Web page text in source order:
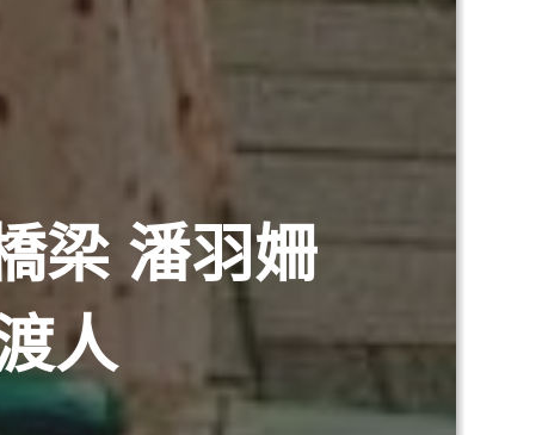
梁 潘羽姍
人